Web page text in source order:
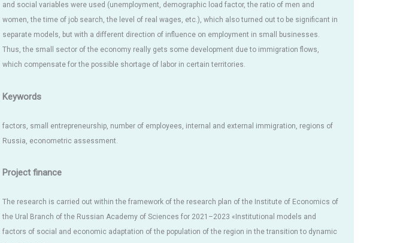
and social variables were used (unemployment, demographic load factor, the ratio of men and
women, the time of job search, the level of real wages, etc.), which also turned out to be significant in
separate models, but with a different direction of influence on employment in small businesses.
Thus, the small sector of the economy really gets some development due to immigration flows,
which compensate for the possible shortage of labor in certain territories.
Keywords
factors, small entrepreneurship, number of employees, internal and external immigration, regions of
Russia, econometric assessment.
Project finance
The research is carried out within the framework of the research plan of the Institute of Economics of
the Ural Branch of the Russian Academy of Sciences for 2021–2023 «Institutional models and
factors of social and economic adaptation of the population of the region in the transition to dynamic